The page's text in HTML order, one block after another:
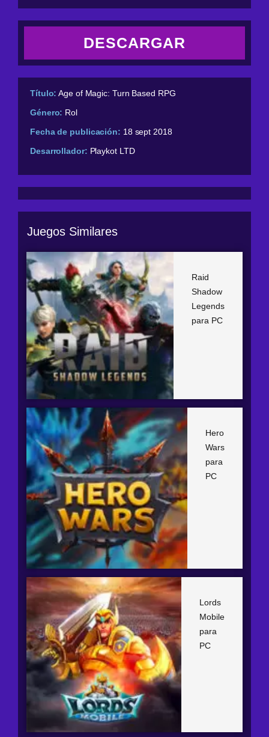
DESCARGAR
Título: Age of Magic: Turn Based RPG
Género: Rol
Fecha de publicación: 18 sept 2018
Desarrollador: Playkot LTD
Juegos Similares
Raid
Shadow
Legends
para PC
Hero
Wars
para
PC
Lords
Mobile
para
PC